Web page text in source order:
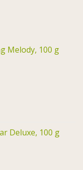
Melody, 100 g
Deluxe, 100 g